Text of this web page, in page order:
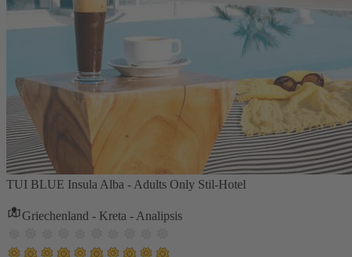
TUI BLUE Insula Alba - Adults Only Stil-Hotel
Griechenland - Kreta - Analipsis